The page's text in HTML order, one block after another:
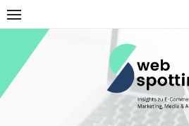
Skip
to
content